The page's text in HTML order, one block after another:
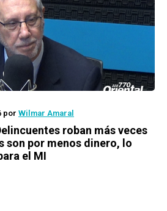
por Wilmar Amaral
roban más veces
son por menos dinero, lo
el MI